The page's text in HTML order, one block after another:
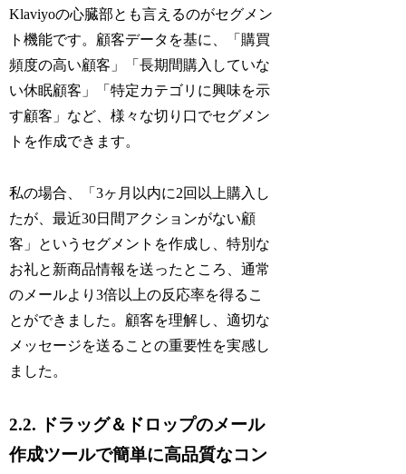
Klaviyoの心臓部とも言えるのがセグメン
ト機能です。顧客データを基に、「購買
頻度の高い顧客」「長期間購入していな
い休眠顧客」「特定カテゴリに興味を示
す顧客」など、様々な切り口でセグメン
トを作成できます。
私の場合、「3ヶ月以内に2回以上購入し
たが、最近30日間アクションがない顧
客」というセグメントを作成し、特別な
お礼と新商品情報を送ったところ、通常
のメールより3倍以上の反応率を得るこ
とができました。顧客を理解し、適切な
メッセージを送ることの重要性を実感し
ました。
2.2. ドラッグ＆ドロップのメール
作成ツールで簡単に高品質なコン